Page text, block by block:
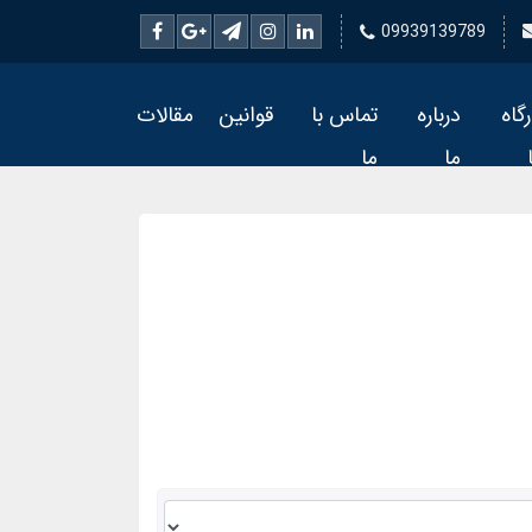
09939139789
درباره
ما
تماس با
ما
قوانین مقالات